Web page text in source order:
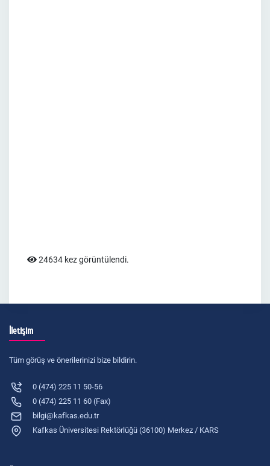
24634 kez görüntülendi.
İletişim
Tüm görüş ve önerilerinizi bize bildirin.
0 (474) 225 11 50-56
0 (474) 225 11 60 (Fax)
bilgi@kafkas.edu.tr
Kafkas Üniversitesi Rektörlüğü (36100) Merkez / KARS